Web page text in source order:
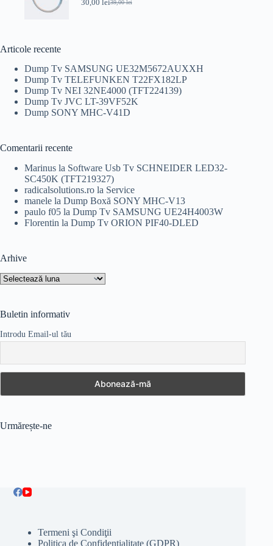
39,00lei
Prețul
30,00 leiPrețul
Articole recente
Dump Tv SAMSUNG UE32M5672AUXXH
Dump Tv TELEFUNKEN T22FX182LP
Dump Tv NEI 32NE4000 (TFT224139)
Dump Tv JVC LT-39VF52K
Dump SONY MHC-V41D
Comentarii recente
Marinus la Software Usb Tv SCHNEIDER LED32-
SC450K (TFT219327)
radicalsolutions.ro la Service
manele la Dump Boxă SONY MHC-V13
paulo f05 la Dump Tv SAMSUNG UE24H4003W
Florentin la Dump Tv ORION PIF40-DLED
Arhive
Arhive
Buletin informativ
Introdu Email-ul tău
Urmărește-ne
Termeni şi Condiţii
Politica de Confidenţialitate (GDPR)